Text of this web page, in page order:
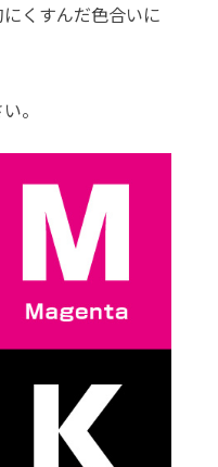
くすんだ色合いに
。